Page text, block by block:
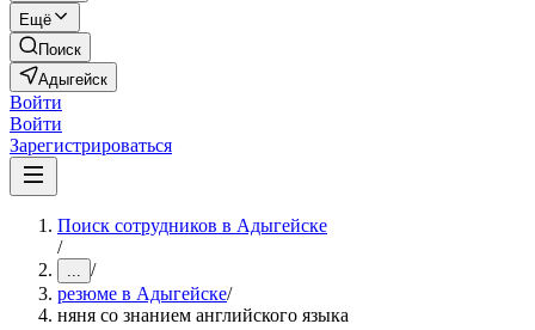
Ещё
Поиск
Адыгейск
Войти
Войти
Зарегистрироваться
Поиск сотрудников в Адыгейске
/
... /
резюме в Адыгейске/
няня со знанием английского языка